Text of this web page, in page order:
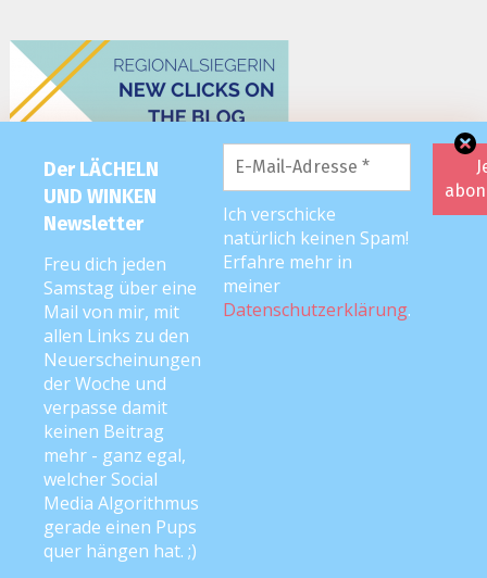
Der LÄCHELN
UND WINKEN
Newsletter
Freu dich jeden
Samstag über eine
Mail von mir, mit
allen Links zu den
Neuerscheinungen
der Woche und
verpasse damit
keinen Beitrag
mehr - ganz egal,
welcher Social
Media Algorithmus
gerade einen Pups
quer hängen hat. ;)
Ich verschicke
natürlich keinen Spam!
Erfahre mehr in
meiner
Datenschutzerklärung.
2026 editorial|Editorial Pro by
Copyright © Anke Neckar